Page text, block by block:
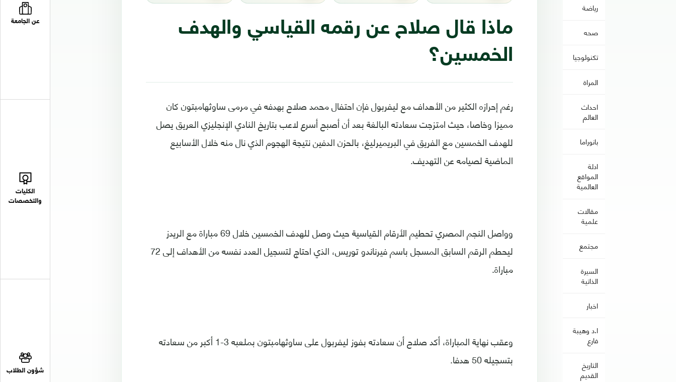
عن الجامعة
الكليات
والتخصصات
شؤون الطلاب
رياضة
صحه
تكنولوجيا
المراة
احداث
العالم
بانوراما
ادلة
المواقع
العالمية
مقالات
علمية
مجتمع
السيرة
الذاتية
اخبار
ا.د وهيبة
فارع
التاريخ
القديم
ماذا قال صلاح عن رقمه القياسي والهدف
الخمسين؟
رغم إحرازه الكثير من الأهداف مع ليفربول فإن احتفال محمد صلاح بهدفه في مرمى ساوثهامبتون كان
مميزا وخاصا، حيث امتزجت سعادته البالغة بعد أن أصبح أسرع لاعب بتاريخ النادي الإنجليزي العريق يصل
للهدف الخمسين مع الفريق في البريميرليغ، بالحزن الدفين نتيجة الهجوم الذي نال منه خلال الأسابيع
الماضية لصيامه عن التهديف.
وواصل النجم المصري تحطيم الأرقام القياسية حيث وصل للهدف الخمسين خلال 69 مباراة مع الريدز
ليحطم الرقم السابق المسجل باسم فيرناندو توريس، الذي احتاج لتسجيل العدد نفسه من الأهداف إلى 72
مباراة.
وعقب نهاية المباراة، أكد صلاح أن سعادته بفوز ليفربول على ساوثهامبتون بملعبه 3-1 أكبر من سعادته
بتسجيله 50 هدفا.